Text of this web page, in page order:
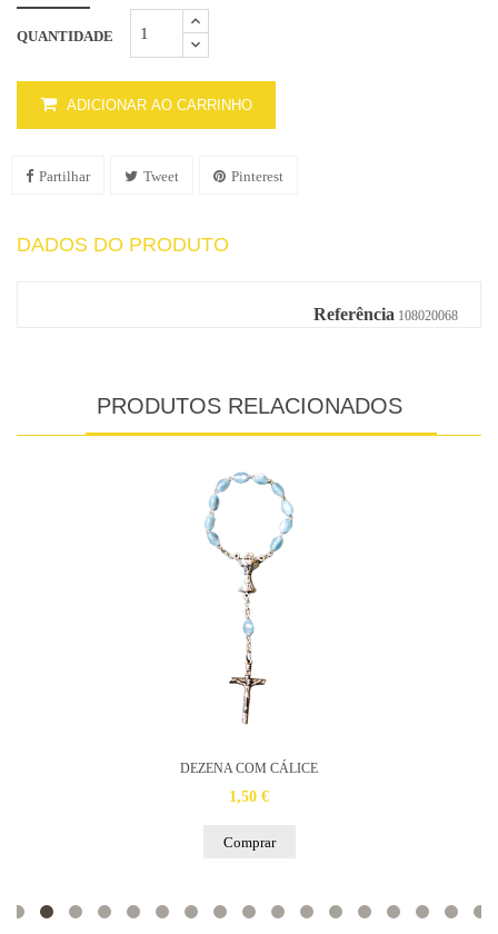
QUANTIDADE
ADICIONAR AO CARRINHO
Partilhar Tweet Pinterest
DADOS DO PRODUTO
Referência 108020068
PRODUTOS RELACIONADOS
DEZENA COM CÁLICE
1,50 €
Comprar